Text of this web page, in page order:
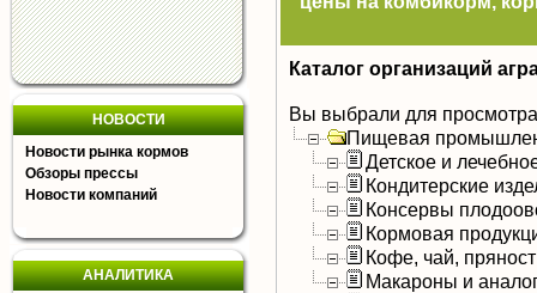
НОВОСТИ
Новости рынка кормов
Обзоры прессы
Новости компаний
АНАЛИТИКА
Каталог организаций
Вы выбрали для
Пищевая
Детское и
Кондитерские
Консервы
Кормовая
Кофе, чай,
Макароны и